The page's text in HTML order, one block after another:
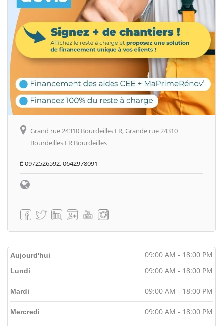
Grand rue 24310 Bourdeilles FR, Grande rue 24310
Bourdeilles FR Bourdeilles
0972526592, 0642978091
Aujourd'hui 09:00 AM - 18:00 PM
Lundi 09:00 AM - 18:00 PM
Mardi 09:00 AM - 18:00 PM
Mercredi 09:00 AM - 18:00 PM